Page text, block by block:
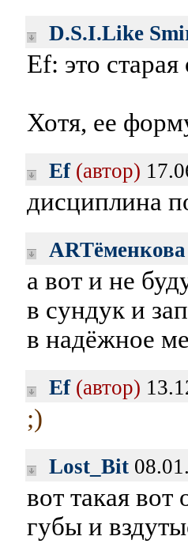
D.S.I.Like
Ef: это
Хотя, ее
Ef (автор)
дисциплина
а вот и не
в сундук и
в надёжное
Ef (автор)
;)
Lost_Bit
вот такая
губы и